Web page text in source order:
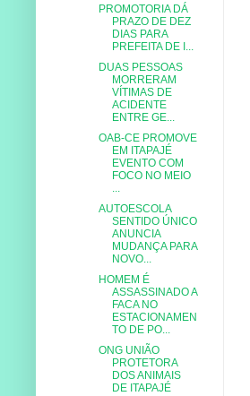
PROMOTORIA DÁ
PRAZO DE DEZ
DIAS PARA
PREFEITA DE I...
DUAS PESSOAS
MORRERAM
VÍTIMAS DE
ACIDENTE
ENTRE GE...
OAB-CE PROMOVE
EM ITAPAJÉ
EVENTO COM
FOCO NO MEIO
AUTOESCOLA
SENTIDO ÚNICO
ANUNCIA
MUDANÇA PARA
NOVO...
HOMEM É
ASSASSINADO A
FACA NO
ESTACIONAMEN
TO DE PO...
ONG UNIÃO
PROTETORA
DOS ANIMAIS
DE ITAPAJÉ